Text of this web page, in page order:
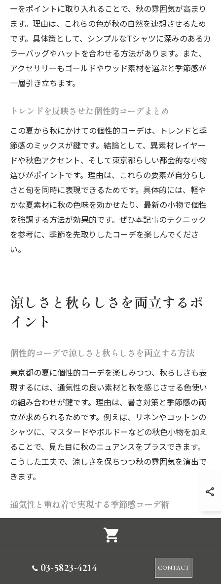
ーをポイントに取り入れることで、秋の雰囲気が高まり
ます。理由は、これらの色が秋の自然を連想させるため
です。具体策として、シンプルなTシャツに深みのあるカ
ラーバッグやハットを合わせる方法があります。また、
アクセサリーもゴールドやウッド素材を選ぶと季節感が
一層引き立ちます。
トレンドを反映させた個性的コーデまとめ
この夏から秋にかけての個性的コーデは、トレンドと季
節感のミックスが鍵です。結論として、異素材レイヤー
ドや秋色アクセント、そして東京都らしい都会的な小物
選びがポイントです。理由は、これらの要素が自分らし
さと旬を同時に表現できるためです。具体的には、軽や
かな夏素材に秋の色味を効かせたり、最新の小物で個性
を強調する方法が効果的です。ぜひ本記事のテクニック
を参考に、季節を先取りしたコーデを楽しんでくださ
い。
涼しさと秋らしさを両立するポ
イント
個性的コーデで涼しさと秋らしさを両立する方法
東京都の夏に個性的コーデを楽しみつつ、秋らしさも表
現するには、通気性の良い素材と秋を感じさせる色使い
の組み合わせが鍵です。理由は、暑さ対策と季節感の両
立が求められるためです。例えば、リネンやコットンの
シャツに、マスタードやボルドーなどの秋色小物を加え
ることで、見た目に秋のニュアンスをプラスできます。
こうした工夫で、涼しさを保ちつつ秋の雰囲気を演出で
きます。
通気性と重ね着で実現する季節感コーデ術
選びつつ、軽やかな重ね着が有効です。理由は、昼夜の
気温差や冷房対策も考慮しやすいからです。例えば、シ
アー素材のカーディガンやベストをTシャツに重ねるこ
03-5823-4214 CONTACT